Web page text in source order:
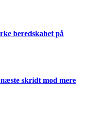
beredskabet på
skridt mod mere